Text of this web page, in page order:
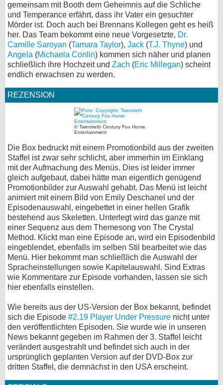
gemeinsam mit Booth dem Geheimnis auf die Schliche
und Temperance erfährt, dass ihr Vater ein gesuchter
Mörder ist. Doch auch bei Brennans Kollegen geht es heiß
her. Das Team bekommt eine neue Vorgesetzte, Dr.
Camille Saroyan (Tamara Taylor), Jack (T.J. Thyne) und
Angela (Michaela Conlin) kommen sich näher und planen
schließlich ihre Hochzeit und Zach (Eric Millegan) scheint
endlich erwachsen zu werden.
REZENSION
© Twentieth Century Fox Home
Entertainment
Die Box bedruckt mit einem Promotionbild aus der zweiten
Staffel ist zwar sehr schlicht, aber immerhin im Einklang
mit der Aufmachung des Menüs. Dies ist leider immer
gleich aufgebaut, dabei hätte man eigentlich genügend
Promotionbilder zur Auswahl gehabt. Das Menü ist leicht
animiert mit einem Bild von Emily Deschanel und der
Episodenauswahl, eingebettet in einer hellen Grafik
bestehend aus Skeletten. Unterlegt wird das ganze mit
einer Sequenz aus dem Themesong von The Crystal
Method. Klickt man eine Episode an, wird ein Episodenbild
eingeblendet, ebenfalls im selben Stil bearbeitet wie das
Menü. Hier bekommt man schließlich die Auswahl der
Spracheinstellungen sowie Kapitelauswahl. Sind Extras
wie Kommentare zur Episode vorhanden, lassen sie sich
hier ebenfalls einstellen.
Wie bereits aus der US-Version der Box bekannt, befindet
sich die Episode #2.19 Player Under Pressure nicht unter
den veröffentlichten Episoden. Sie wurde wie in unseren
News bekannt gegeben im Rahmen der 3. Staffel leicht
verändert ausgestrahlt und befindet sich auch in der
ursprünglich geplanten Version auf der DVD-Box zur
dritten Staffel, die demnächst in den USA erscheint.